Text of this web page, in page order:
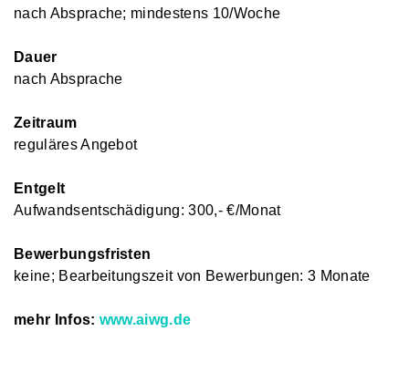
nach Absprache; mindestens 10/Woche
Dauer
nach Absprache
Zeitraum
reguläres Angebot
Entgelt
Aufwandsentschädigung: 300,- €/Monat
Bewerbungsfristen
keine; Bearbeitungszeit von Bewerbungen: 3 Monate
mehr Infos: www.aiwg.de